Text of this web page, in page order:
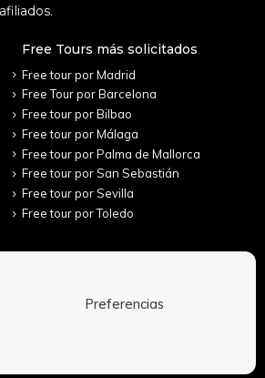
Preferencias
Free Tours más solicitados
Free tour por Madrid
Free Tour por Barcelona
Free tour por Bilbao
Free tour por Málaga
Free tour por Palma de Mallorca
Free tour por San Sebastián
Free tour por Sevilla
Free tour por Toledo
Condiciones de contratación